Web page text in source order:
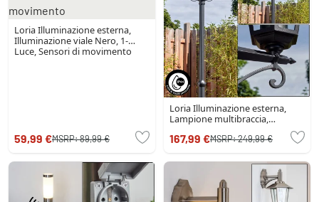
Loria Illuminazione esterna,
Illuminazione viale Nero, 1-
Luce, Sensori di movimento
59,99 €MSRP:89,99 €
Loria Illuminazione esterna,
Lampione multibraccia,
Illuminazione viale Nero, 3-Luci
167,99 €MSRP:249,99 €